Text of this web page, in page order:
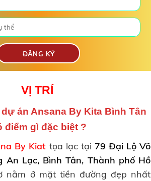
VỊ TRÍ
án Ansana By Kita Bình Tân
điểm gì đặc biệt ?
By Kiat tọa lạc tại 79 Đại Lộ Võ
An Lạc, Bình Tân, Thành phố Hồ
nằm ở mặt tiền đường đẹp nhất